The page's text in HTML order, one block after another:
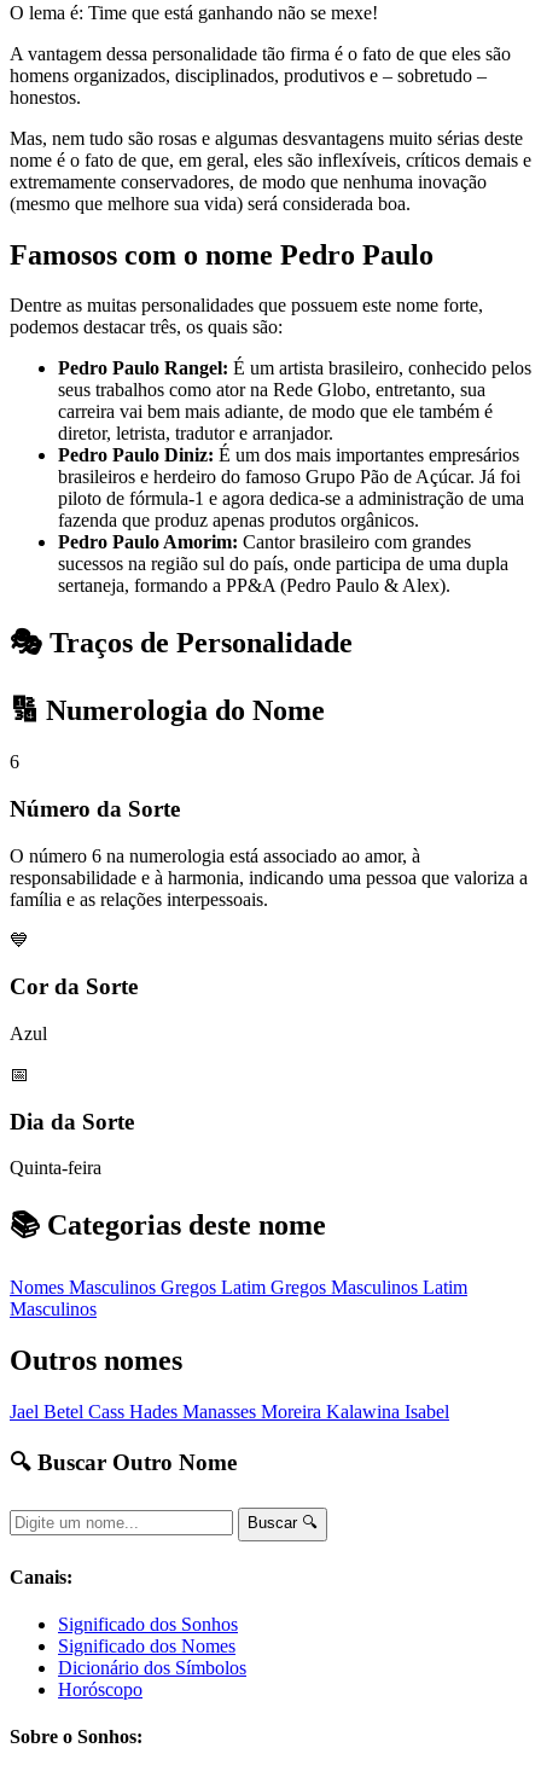
O lema é: Time que está ganhando não se mexe!
A vantagem dessa personalidade tão firma é o fato de que eles são
homens organizados, disciplinados, produtivos e – sobretudo –
honestos.
Mas, nem tudo são rosas e algumas desvantagens muito sérias deste
nome é o fato de que, em geral, eles são inflexíveis, críticos demais e
extremamente conservadores, de modo que nenhuma inovação
(mesmo que melhore sua vida) será considerada boa.
Famosos com o nome Pedro Paulo
Dentre as muitas personalidades que possuem este nome forte,
podemos destacar três, os quais são:
Pedro Paulo Rangel: É um artista brasileiro, conhecido pelos
seus trabalhos como ator na Rede Globo, entretanto, sua
carreira vai bem mais adiante, de modo que ele também é
diretor, letrista, tradutor e arranjador.
Pedro Paulo Diniz: É um dos mais importantes empresários
brasileiros e herdeiro do famoso Grupo Pão de Açúcar. Já foi
piloto de fórmula-1 e agora dedica-se a administração de uma
fazenda que produz apenas produtos orgânicos.
Pedro Paulo Amorim: Cantor brasileiro com grandes
sucessos na região sul do país, onde participa de uma dupla
sertaneja, formando a PP&A (Pedro Paulo & Alex).
🎭 Traços de Personalidade
🔢 Numerologia do Nome
6
Número da Sorte
O número 6 na numerologia está associado ao amor, à
responsabilidade e à harmonia, indicando uma pessoa que valoriza a
família e as relações interpessoais.
💙
Cor da Sorte
Azul
📅
Dia da Sorte
Quinta-feira
📚 Categorias deste nome
Nomes Masculinos Gregos Latim Gregos Masculinos Latim
Masculinos
Outros nomes
Jael Betel Cass Hades Manasses Moreira Kalawina Isabel
🔍 Buscar Outro Nome
Buscar 🔍
Canais:
Significado dos Sonhos
Significado dos Nomes
Dicionário dos Símbolos
Horóscopo
Sobre o Sonhos: